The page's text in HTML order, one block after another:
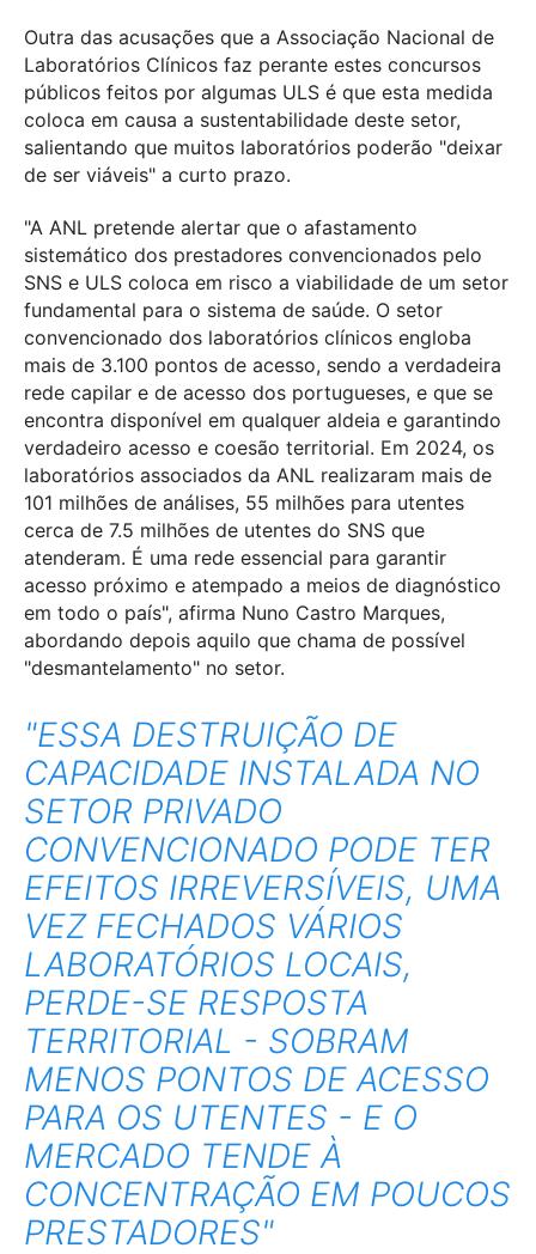
Outra das acusações que a Associação Nacional de
Laboratórios Clínicos faz perante estes concursos
públicos feitos por algumas ULS é que esta medida
coloca em causa a sustentabilidade deste setor,
salientando que muitos laboratórios poderão "deixar
de ser viáveis" a curto prazo.
"A ANL pretende alertar que o afastamento
sistemático dos prestadores convencionados pelo
SNS e ULS coloca em risco a viabilidade de um setor
fundamental para o sistema de saúde. O setor
convencionado dos laboratórios clínicos engloba
mais de 3.100 pontos de acesso, sendo a verdadeira
rede capilar e de acesso dos portugueses, e que se
encontra disponível em qualquer aldeia e garantindo
verdadeiro acesso e coesão territorial. Em 2024, os
laboratórios associados da ANL realizaram mais de
101 milhões de análises, 55 milhões para utentes
cerca de 7.5 milhões de utentes do SNS que
atenderam. É uma rede essencial para garantir
acesso próximo e atempado a meios de diagnóstico
em todo o país", afirma Nuno Castro Marques,
abordando depois aquilo que chama de possível
"desmantelamento" no setor.
"ESSA DESTRUIÇÃO DE
CAPACIDADE INSTALADA NO
SETOR PRIVADO
CONVENCIONADO PODE TER
EFEITOS IRREVERSÍVEIS, UMA
VEZ FECHADOS VÁRIOS
LABORATÓRIOS LOCAIS,
PERDE-SE RESPOSTA
TERRITORIAL - SOBRAM
MENOS PONTOS DE ACESSO
PARA OS UTENTES - E O
MERCADO TENDE À
CONCENTRAÇÃO EM POUCOS
PRESTADORES"